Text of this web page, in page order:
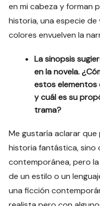
en mi cabeza y forman
historia, una especie
colores envuelven la
La sinopsis
en la novela.
estos elementos
y cuál es su
trama?
Me gustaría aclarar
historia fantástica, sino
contemporánea, pero
de un estilo o un
una ficción